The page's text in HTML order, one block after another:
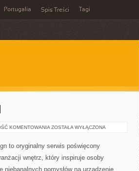
Portugalia Spis Treści Tagi
KOMENTOWANIA PRAKTYCZNE
ZOSTAŁA WYŁĄCZONA
to oryginalny serwis poświęcony
wnętrz, który inspiruje osoby
niebanalnych pomysłów na urządzenie